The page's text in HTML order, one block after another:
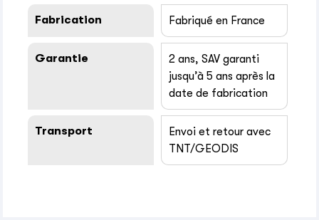
Fabrication Fabriqué en France
Garantie
2 ans, SAV garanti
jusqu’à 5 ans après la
date de fabrication
Transport
Envoi et retour avec
TNT/GEODIS